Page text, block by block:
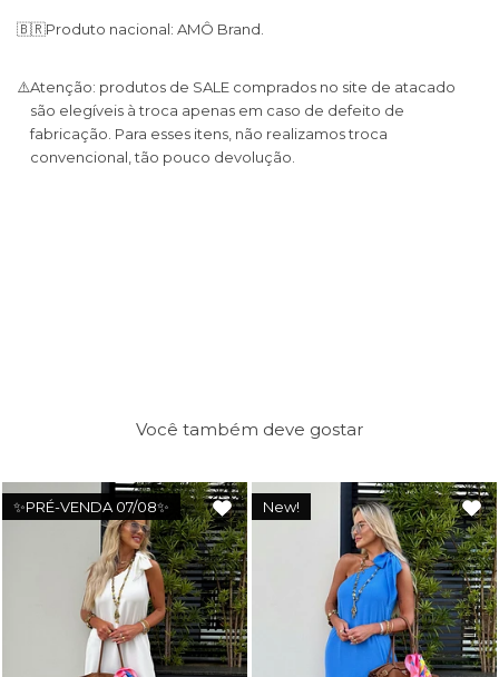
🇧🇷Produto nacional: AMÔ Brand.
⚠️Atenção: produtos de SALE comprados no site de atacado
são elegíveis à troca apenas em caso de defeito de
fabricação. Para esses itens, não realizamos troca
convencional, tão pouco devolução.
Você também deve gostar
✨PRÉ-VENDA 07/08✨ New!